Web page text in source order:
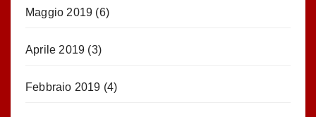
Maggio 2019 (6)
Aprile 2019 (3)
Febbraio 2019 (4)